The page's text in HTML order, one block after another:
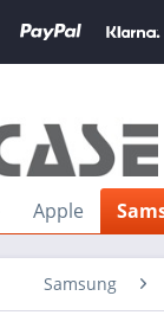
Apple
Samsung